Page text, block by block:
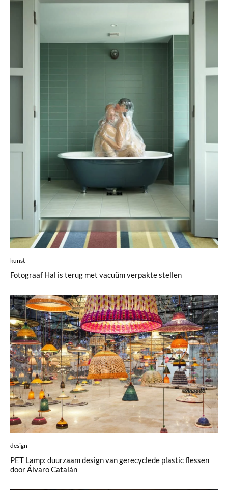
kunst
Fotograaf Hal is terug met vacuüm verpakte stellen
design
PET Lamp: duurzaam design van gerecyclede plastic flessen
door Álvaro Catalán